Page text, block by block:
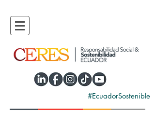
#EcuadorSostenible